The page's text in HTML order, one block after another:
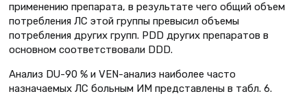
применению препарата, в результате чего общий объем
потребления ЛС этой группы превысил объемы
потребления других групп. РDD других препаратов в
основном соответствовали DDD.
Анализ DU-90 % и VEN-анализ наиболее часто
назначаемых ЛС больным ИМ представлены в табл. 6.